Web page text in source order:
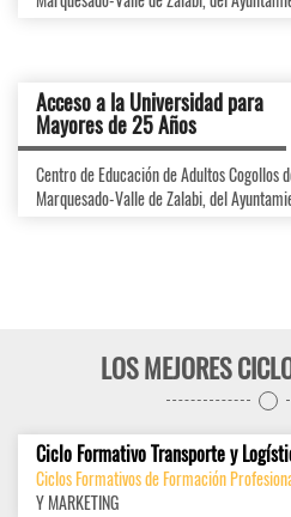
Acceso a la Universidad para
Mayores de 25 Años
Centro de Educación de Adultos Cogollos
Marquesado-Valle de Zalabi, del
LOS MEJORES
Ciclo Formativo Transporte y
Ciclos Formativos de Formación
Y MARKETING